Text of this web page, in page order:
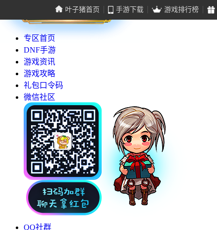
叶子猪首页 手游下载 游戏排行榜
专区首页
DNF手游
游戏资讯
游戏攻略
礼包口令码
微信社区
QQ社群